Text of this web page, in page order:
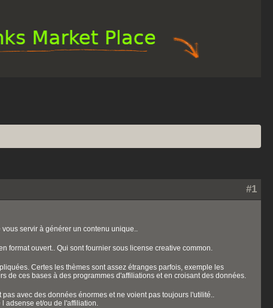
#1
servir à générer un contenu unique..
format ouvert.. Qui sont fournier sous license creative common.
Certes les thèmes sont assez étranges parfois, exemple les
de ces bases à des programmes d'affiliations et en croisant des données.
avec des données énormes et ne voient pas toujours l'utilité..
adsense et/ou de l'affiliation.